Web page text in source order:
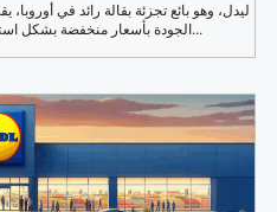
ليدل، وهو بائع تجزئة بقالة رائد في
الجودة بأسعار منخفضة بشكل استثنائي. بما يزيد على 12,000 متجر في...